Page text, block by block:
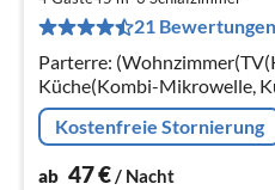
21 Bewertungen
Parterre:
Küche(Kombi-Mikrowelle,
Schlafzimmer(Doppelbett,
Schlafzimmer(Etagenbett)
Kostenfreie Stornierung
ab 47€/ Nacht